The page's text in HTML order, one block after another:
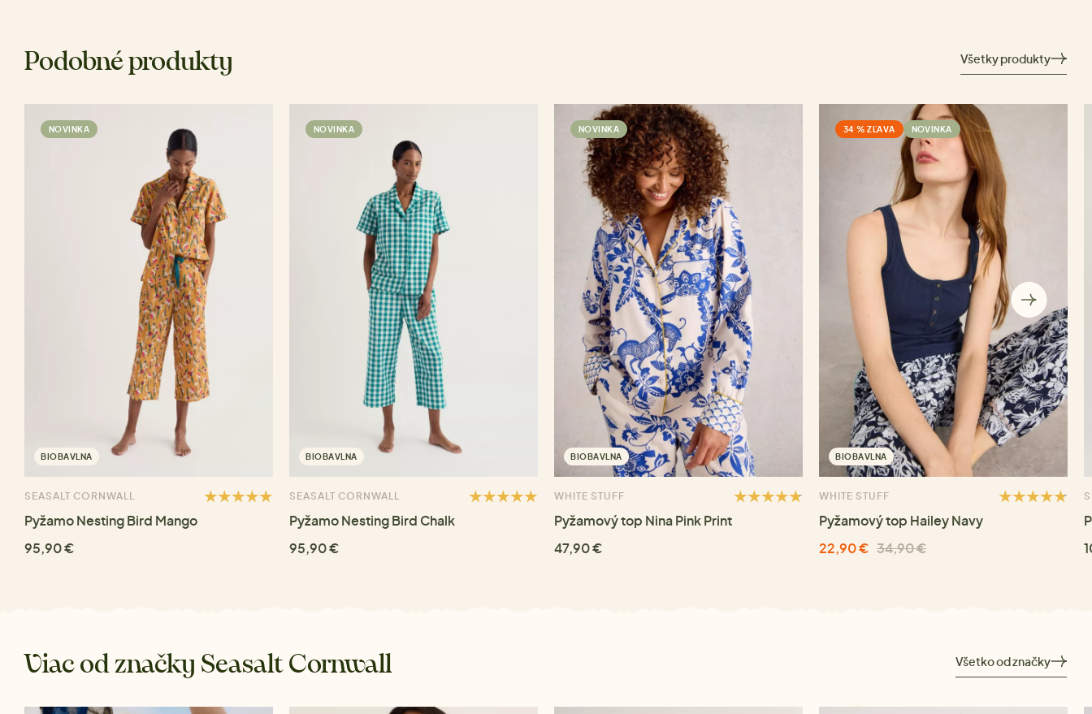
Podobné produkty Všetky produkty
NOVINKA
BIOBAVLNA
SEASALT CORNWALL
Pyžamo Nesting Bird Mango
95,90 €
NOVINKA
BIOBAVLNA
SEASALT CORNWALL
Pyžamo Nesting Bird Chalk
95,90 €
NOVINKA
BIOBAVLNA
WHITE STUFF
Pyžamový top Nina Pink Print
47,90 €
34 % ZĽAVA NOVINKA
BIOBAVLNA
WHITE STUFF
Pyžamový top Hailey Navy
22,90 € 34,90 €
Viac od značky Seasalt Cornwall Všetko od značky